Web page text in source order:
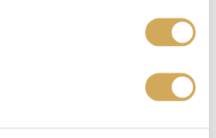
reservering en fungeert
Laat de code zien
toegang te krijgen tot de